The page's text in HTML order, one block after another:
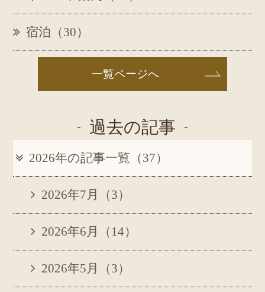
宿泊（30）
一覧ページへ
過去の記事
2026年の記事一覧（37）
2026年7月（3）
2026年6月（14）
2026年5月（3）